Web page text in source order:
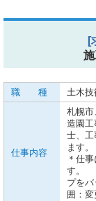
[
職 種 土木技
仕事内容
札幌市
造園工
士、
ます
＊仕
す。
プを
囲：変